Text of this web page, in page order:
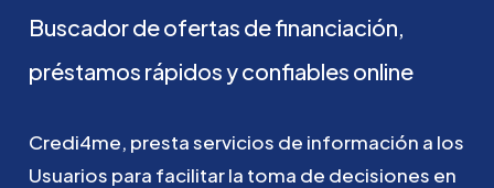
Buscadordeofertas definanciación,
préstamos rápidosyconfiables online
Credi4me, prestaservicios de información a los
Usuarios para facilitarla toma de decisiones en